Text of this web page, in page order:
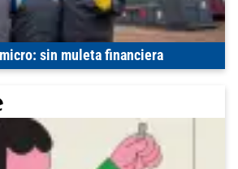
sin muleta financiera